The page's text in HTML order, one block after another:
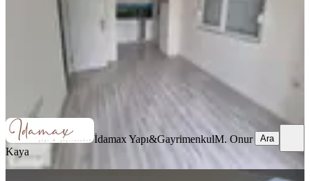
20.000 ₺
İdamax Yapı&Gayrimenkul
İdamax Yapı&GayrimenkulM. Onur
Kaya
Ara